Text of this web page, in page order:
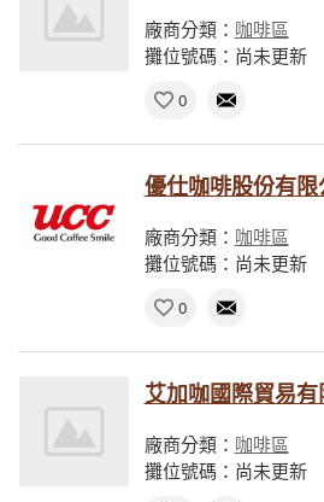
廠商分類： 咖啡區
攤位號碼：尚未更新
0
優仕咖啡股份有限
廠商分類： 咖啡區
攤位號碼：尚未更新
0
艾加咖國際貿易有
廠商分類： 咖啡區
攤位號碼：尚未更新